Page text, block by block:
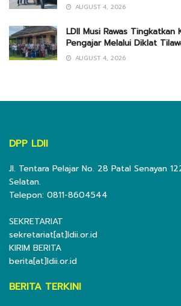
AUGUST 4, 2026
LDII Musi Rawas Tingkatkan
Pengajar Melalui Diklat
AUGUST 4, 2026
DPP LDII
Jl. Tentara Pelajar No. 28 Patal Senayan
Selatan.
Telepon: 0811-8604544
SEKRETARIAT
sekretariat[at]ldii.or.id
KIRIM BERITA
berita[at]ldii.or.id
BERITA TERKINI